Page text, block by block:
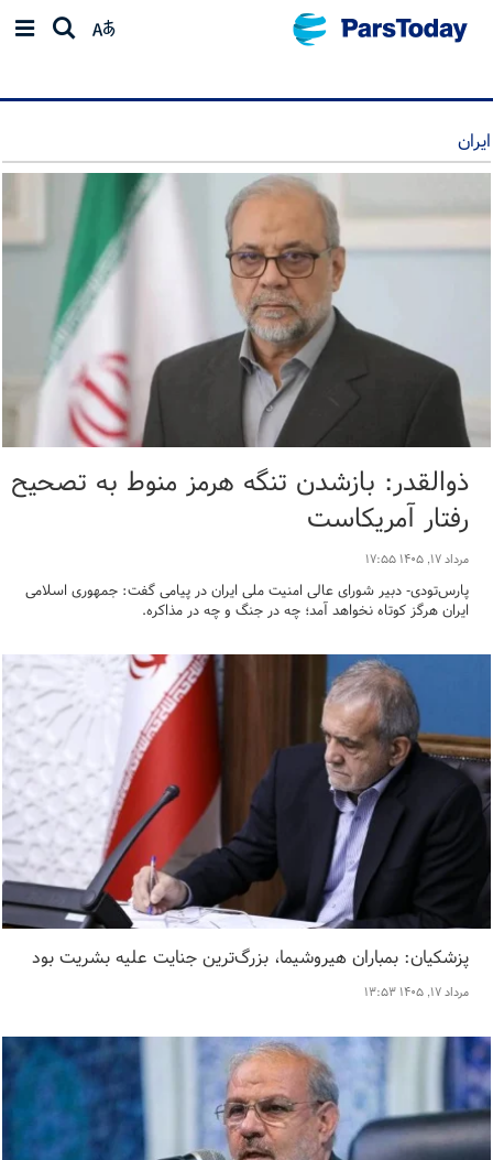
ایران
ذوالقدر: بازشدن تنگه هرمز منوط به تصحیح
رفتار آمریکاست
مرداد ۱۷, ۱۴۰۵ ۱۷:۵۵
پارس‌تودی- دبیر شورای عالی امنیت ملی ایران در پیامی گفت: جمهوری اسلامی
ایران هرگز کوتاه نخواهد آمد؛ چه در جنگ و چه در مذاکره.
پزشکیان: بمباران هیروشیما، بزرگ‌ترین جنایت علیه بشریت بود
مرداد ۱۷, ۱۴۰۵ ۱۳:۵۳